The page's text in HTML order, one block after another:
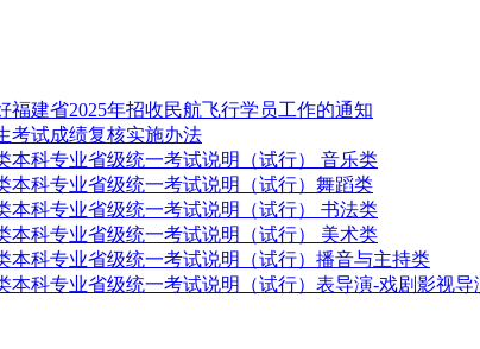
福建省2025年招收民航飞行学员工作的通知
考试成绩复核实施办法
本科专业省级统一考试说明（试行） 音乐类
本科专业省级统一考试说明（试行）舞蹈类
本科专业省级统一考试说明（试行） 书法类
本科专业省级统一考试说明（试行） 美术类
本科专业省级统一考试说明（试行）播音与主持类
本科专业省级统一考试说明（试行）表导演-戏剧影视导